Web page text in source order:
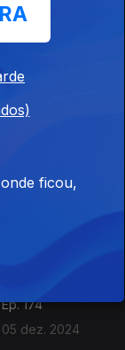
09 dez. 2024
06 dez. 2024
Ep. 174
05 dez. 2024
ficou,